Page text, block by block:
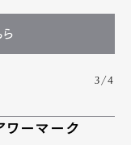
ら
3/4
ワーマーク